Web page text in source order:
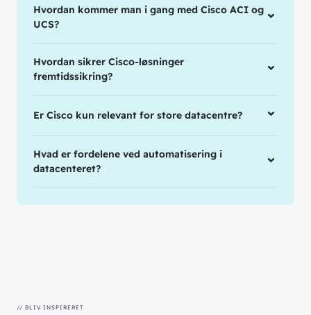
Hvordan kommer man i gang med Cisco ACI og
UCS?
Hvordan sikrer Cisco-løsninger
fremtidssikring?
Er Cisco kun relevant for store datacentre?
Hvad er fordelene ved automatisering i
datacenteret?
// BLIV INSPIRERET